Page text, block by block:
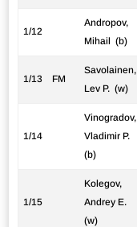
1/12
Andropov,
Mihail (b)
1/13 FM
Savolainen,
Lev P. (w)
1/14
Vinogradov,
Vladimir P.
(b)
1/15
Kolegov,
Andrey E.
(w)